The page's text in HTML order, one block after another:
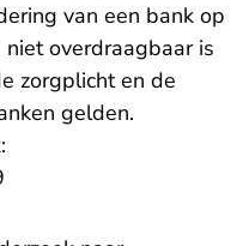
van een bank op
niet overdraagbaar is
zorgplicht en de
gelden.